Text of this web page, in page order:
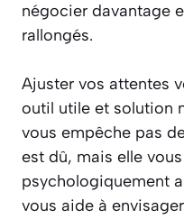
négocier davantage
rallongés.
Ajuster vos attentes
outil utile et solution
vous empêche pas
est dû, mais elle
psychologiquement
vous aide à